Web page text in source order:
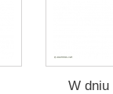
W dniu